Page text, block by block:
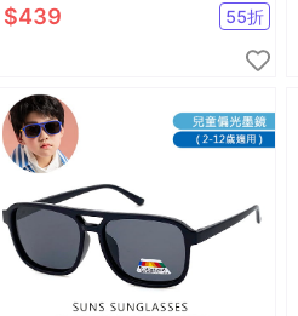
$439 55折